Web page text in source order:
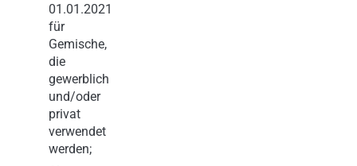
01.01.2021
für
Gemische,
die
gewerblich
und/oder
privat
verwendet
werden;